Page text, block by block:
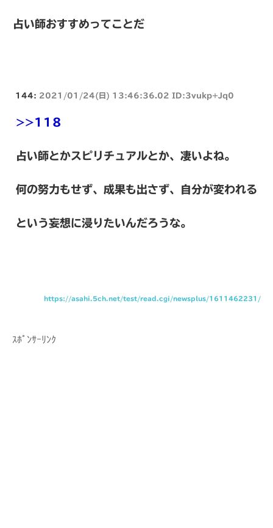
占い師おすすめってことだ
144: 2021/01/24(日) 13:46:36.02 ID:3vukp+Jq0
>>118
占い師とかスピリチュアルとか、凄いよね。
何の努力もせず、成果も出さず、自分が変われる
という妄想に浸りたいんだろうな。
https://asahi.5ch.net/test/read.cgi/newsplus/1611462231/
ｽﾎﾟﾝｻｰﾘﾝｸ